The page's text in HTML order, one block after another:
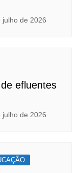
julho de 2026
efluentes
julho de 2026